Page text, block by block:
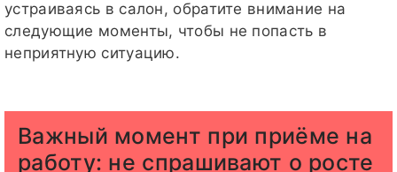
устраиваясь в салон, обратите внимание на
следующие моменты, чтобы не попасть в
неприятную ситуацию.
Важный момент при приёме на
работу: не спрашивают о росте